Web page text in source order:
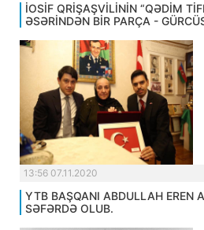
İOSİF QRİŞAŞVİLİNİN “QƏDİM
ƏSƏRİNDƏN BİR PARÇA -
13:56 07.11.2020
YTB BAŞQANI ABDULLAH EREN
SƏFƏRDƏ OLUB.